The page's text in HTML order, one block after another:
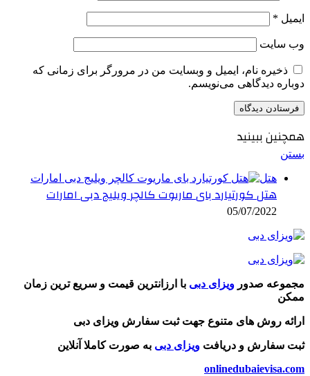
ایمیل *
وب‌ سایت
ذخیره نام، ایمیل و وبسایت من در مرورگر برای زمانی که
دوباره دیدگاهی می‌نویسم.
همچنین ببینید
بستن
هتل
هتل کورتیارد بای ماریوت کالچر ویلیج دبی امارات
05/07/2022
مجموعه صدور ویزای دبی با ارزانترین قیمت و سریع ترین زمان
ممکن
ارائه روش های متنوع جهت ثبت سفارش ویزای دبی
ثبت سفارش و دریافت ویزای دبی به صورت کاملا آنلاین
onlinedubaievisa.com